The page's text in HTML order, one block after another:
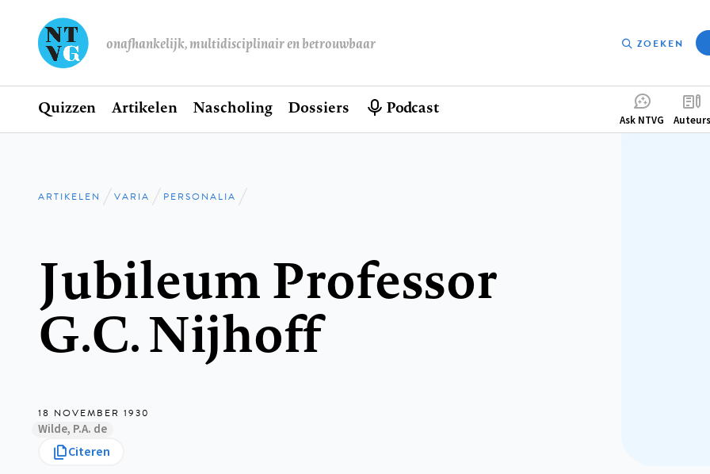
onafhankelijk, multidisciplinair en betrouwbaar ZOEKEN
Hoofdnavigatie
Home
Quizzen Artikelen Nascholing Dossiers Podcast
Ask NTVG Auteurs
Kruimelpad
ARTIKELEN VARIA PERSONALIA
Jubileum Professor
G.C. Nijhoff
18 NOVEMBER 1930
Wilde, P.A. de
Citeren